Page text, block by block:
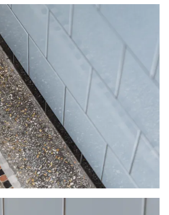
per jaar)
Meetinstructie is
De Meetinstructie is
eenduidige manier van
voor het geven van een
De
verschillen in
volledig uit, door